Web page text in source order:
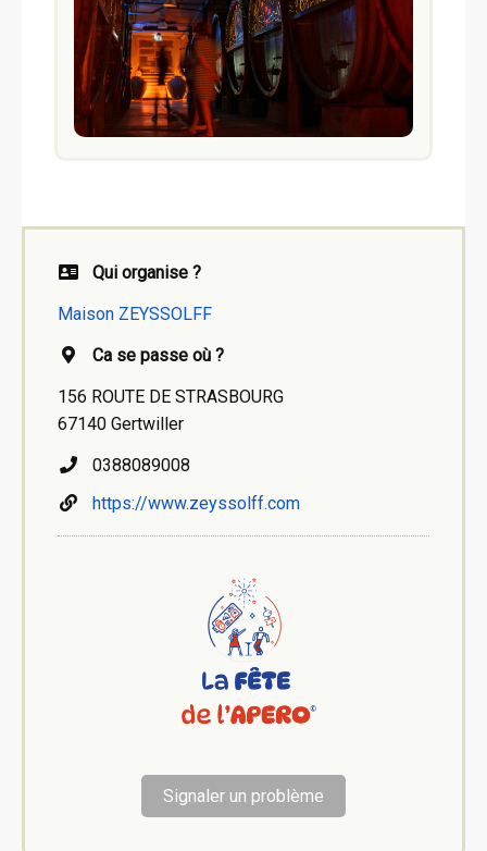
Qui organise ?
Maison ZEYSSOLFF
Ca se passe où ?
156 ROUTE DE STRASBOURG
67140 Gertwiller
0388089008
https://www.zeyssolff.com
Signaler un problème